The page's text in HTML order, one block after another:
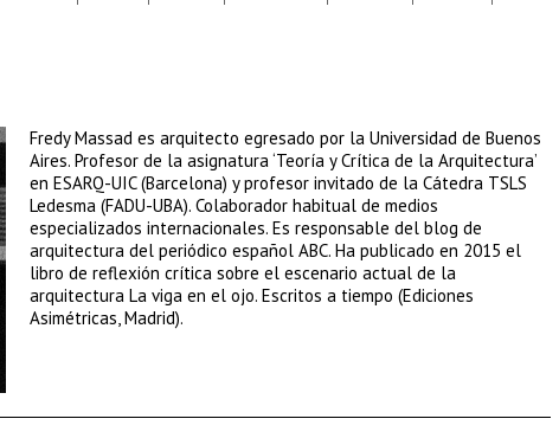
Fredy Massad es arquitecto egresado por la Universidad de Buenos
Aires. Profesor de la asignatura ‘Teoría y Crítica de la Arquitectura’
en ESARQ-UIC (Barcelona) y profesor invitado de la Cátedra TSLS
Ledesma (FADU-UBA). Colaborador habitual de medios
especializados internacionales. Es responsable del blog de
arquitectura del periódico español ABC. Ha publicado en 2015 el
libro de reflexión crítica sobre el escenario actual de la
arquitectura La viga en el ojo. Escritos a tiempo (Ediciones
Asimétricas, Madrid).